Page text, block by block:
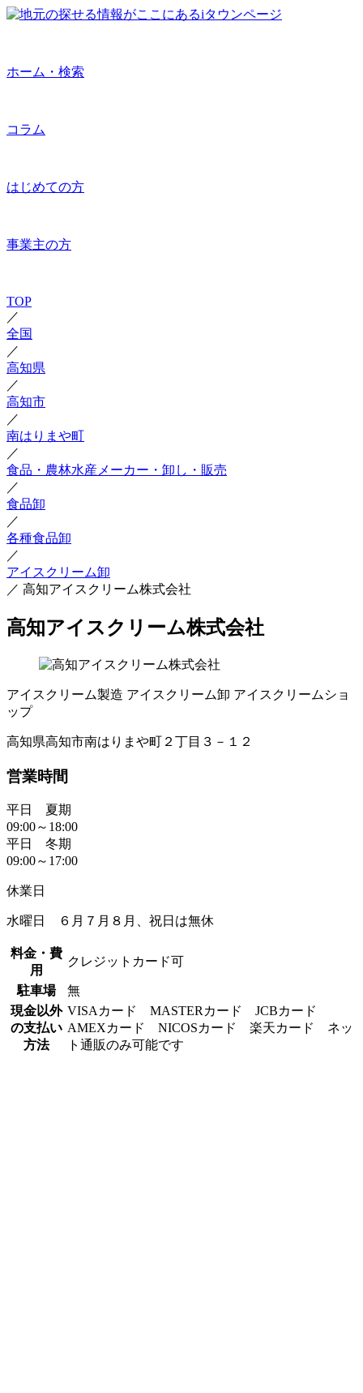
ホーム・検索
コラム
はじめての方
事業主の方
TOP
／
全国
／
高知県
／
高知市
／
南はりまや町
／
食品・農林水産メーカー・卸し・販売
／
食品卸
／
各種食品卸
／
アイスクリーム卸
／ 高知アイスクリーム株式会社
高知アイスクリーム株式会社
アイスクリーム製造 アイスクリーム卸 アイスクリームショ
ップ
高知県高知市南はりまや町２丁目３－１２
営業時間
平日 夏期
09:00～18:00
平日 冬期
09:00～17:00
休業日
水曜日 ６月７月８月、祝日は無休
料金・費
用
クレジットカード可
駐車場
無
現金以外
の支払い
方法
VISAカード MASTERカード JCBカード
AMEXカード NICOSカード 楽天カード ネッ
ト通販のみ可能です